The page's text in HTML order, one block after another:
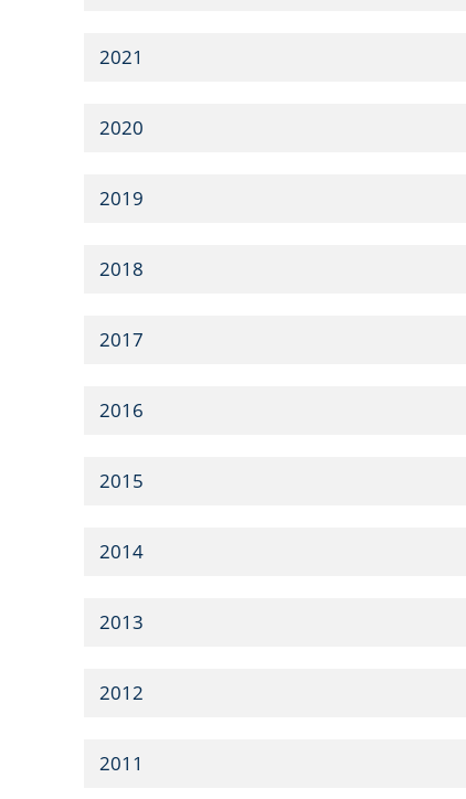
2021
2020
2019
2018
2017
2016
2015
2014
2013
2012
2011